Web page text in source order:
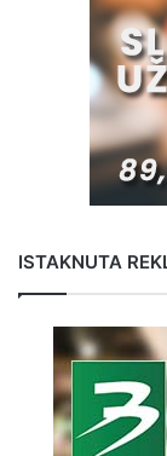
ISTAKNUTA